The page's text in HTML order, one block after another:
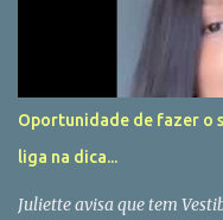
Oportunidade de fazer o
liga na dica...
Juliette avisa que tem